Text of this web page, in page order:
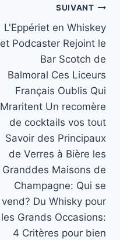
SUIVANT
L'Eppériet en Whiskey
et Podcaster Rejoint le
Bar Scotch de
Balmoral Ces Liceurs
Français Oublis Qui
Mraritent Un recomère
de cocktails vos tout
Savoir des Principaux
de Verres à Bière les
Granddes Maisons de
Champagne: Qui se
vend? Du Whisky pour
les Grands Occasions:
4 Critères pour bien